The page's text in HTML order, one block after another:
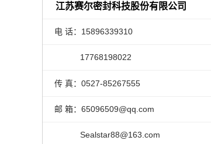
江苏赛尔密封科技股份有限公司
电 话：15896339310
17768198022
传 真：0527-85267555
邮 箱：65096509@qq.com
Sealstar88@163.com